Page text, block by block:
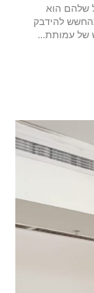
שלהם הוא
להידבק
של עמותת…